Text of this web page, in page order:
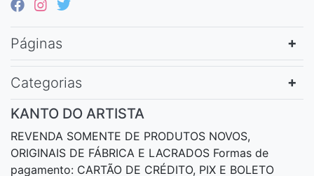
Páginas
Categorias
KANTO DO ARTISTA
REVENDA SOMENTE DE PRODUTOS NOVOS,
ORIGINAIS DE FÁBRICA E LACRADOS Formas de
pagamento: CARTÃO DE CRÉDITO, PIX E BOLETO